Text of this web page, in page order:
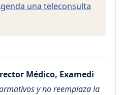
una teleconsulta
Médico, Examedi
y no reemplaza la